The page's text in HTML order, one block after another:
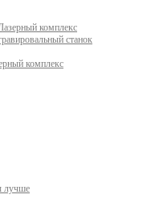
комплекс
станок
комплекс
лучше